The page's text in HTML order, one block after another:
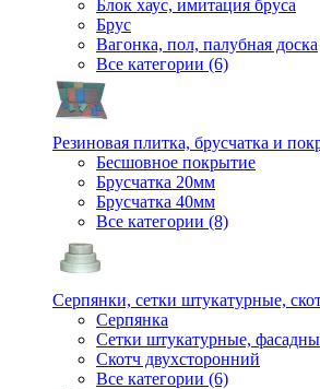
Блок хаус, имитация бруса
Брус
Вагонка, пол, палубная доска
Все категории (6)
Резиновая плитка, брусчатка и
Бесшовное покрытие
Брусчатка 20мм
Брусчатка 40мм
Все категории (8)
Серпянки, сетки штукатурные,
Серпянка
Сетки штукатурные,
Скотч двухсторонний
Все категории (6)